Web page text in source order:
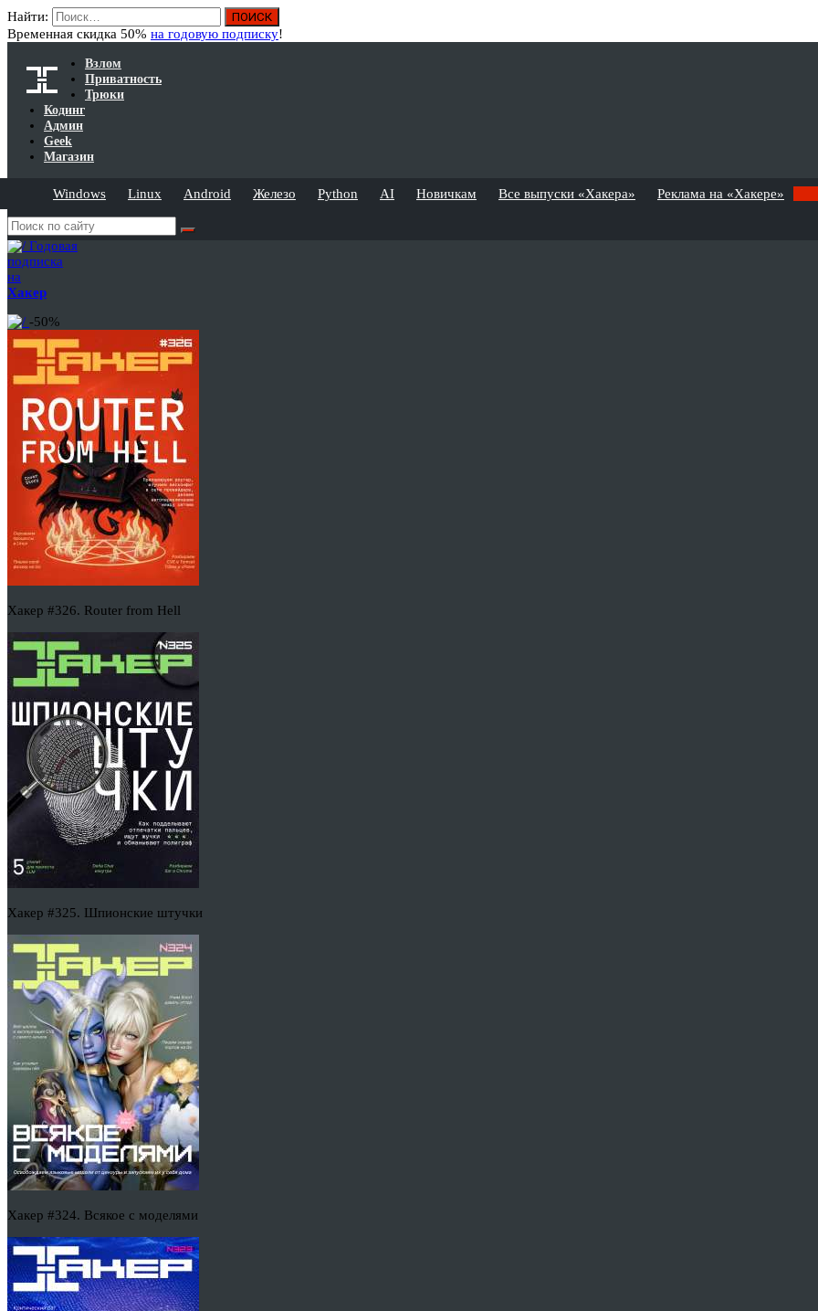
Найти:
Временная скидка 50% на годовую подписку!
Взлом
Приватность
Трюки
Кодинг
Админ
Geek
Магазин
Windows Linux Android Железо Python AI Новичкам Все выпуски «Хакера» Реклама на «Хакере»
Годовая
подписка
на
Хакер
-50%
Хакер #326. Router from Hell
Хакер #325. Шпионские штучки
Хакер #324. Всякое с моделями